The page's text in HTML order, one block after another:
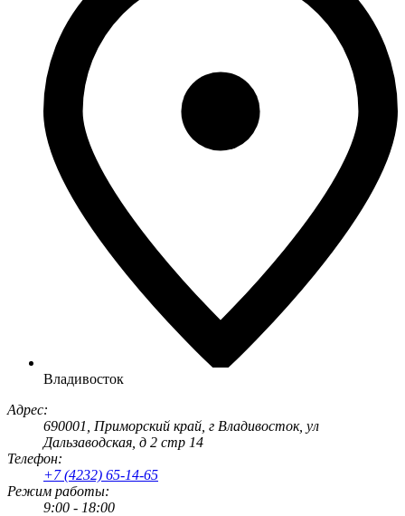
Владивосток
Адрес:
690001
, Приморский край, г Владивосток, ул
Дальзаводская, д 2 стр 14
Телефон:
+7 (4232) 65-14-65
Режим работы:
9:00 - 18:00